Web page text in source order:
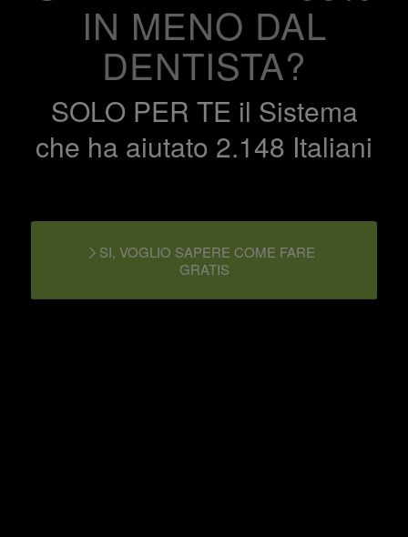
IN MENO DAL
DENTISTA?
SOLO PER TE il Sistema
che ha aiutato 2.148 Italiani
SI, VOGLIO SAPERE COME FARE
GRATIS